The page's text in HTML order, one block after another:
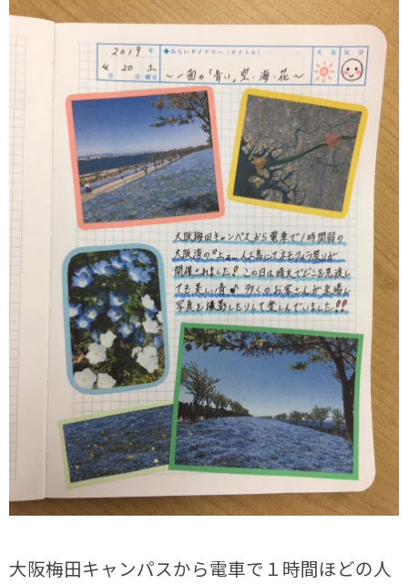
大阪梅田キャンパスから電車で１時間ほどの人